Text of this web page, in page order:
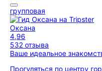
групповая
Оксана
4,96
532 отзыва
Ваше идеальное
Прогуляться по центру